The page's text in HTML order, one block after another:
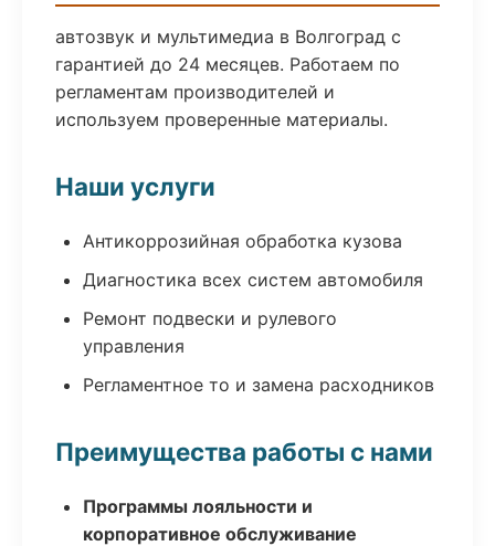
автозвук и мультимедиа в Волгоград с
гарантией до 24 месяцев. Работаем по
регламентам производителей и
используем проверенные материалы.
Наши услуги
Антикоррозийная обработка кузова
Диагностика всех систем автомобиля
Ремонт подвески и рулевого
управления
Регламентное то и замена расходников
Преимущества работы с нами
Программы лояльности и
корпоративное обслуживание